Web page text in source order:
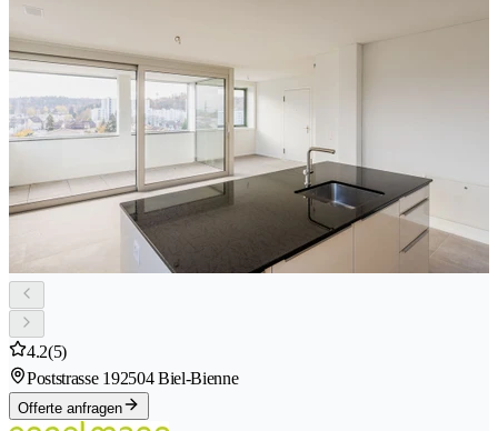
4.2(5)
Poststrasse 192504 Biel-Bienne
Offerte anfragen